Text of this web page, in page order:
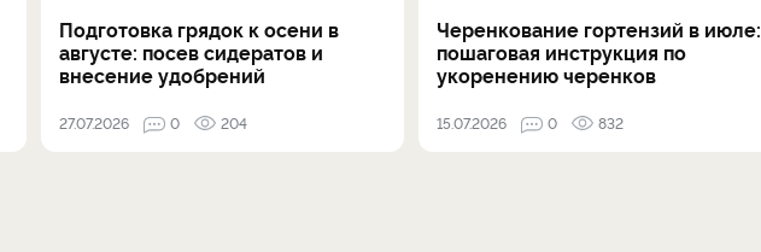
Подготовка грядок к осени в
августе: посев сидератов и
внесение удобрений
27.07.2026 0 204
Черенкование гортензий в июле:
пошаговая инструкция по
укоренению черенков
15.07.2026 0 832